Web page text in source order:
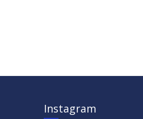
Instagram